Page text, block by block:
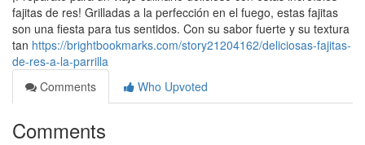
fajitas de res! Grilladas a la perfección en el fuego, estas fajitas
son una fiesta para tus sentidos. Con su sabor fuerte y su textura
tan https://brightbookmarks.com/story21204162/deliciosas-fajitas-
de-res-a-la-parrilla
Comments
Who Upvoted
Comments